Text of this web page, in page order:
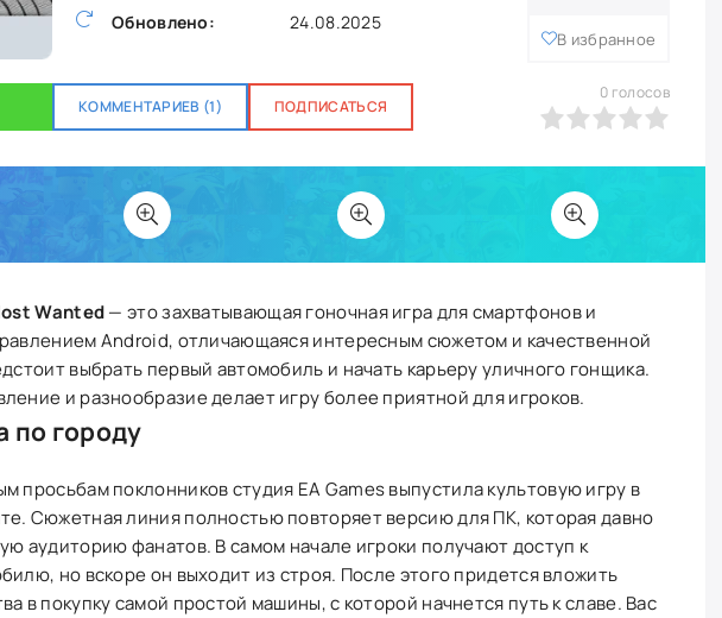
Обновлено:
24.08.2025
В избранное
КОММЕНТАРИЕВ (1) ПОДПИСАТЬСЯ
0
0 голосов
Wanted— это захватывающая гоночная игра для смартфонов и
Android, отличающаяся интересным сюжетом и качественной
выбрать первый автомобиль и начать карьеру уличного гонщика.
и разнообразие делает игру более приятной для игроков.
по городу
просьбам поклонников студия EA Games выпустила культовую игру в
Сюжетная линия полностью повторяет версию для ПК, которая давно
аудиторию фанатов. В самом начале игроки получают доступ к
но вскоре он выходит из строя. После этого придется вложить
в покупку самой простой машины, с которой начнется путь к славе. Вас